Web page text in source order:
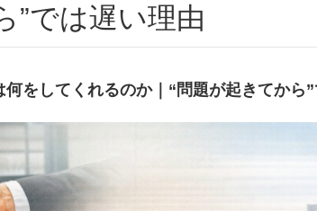
”では遅い理由
をしてくれるのか｜“問題が起きてから